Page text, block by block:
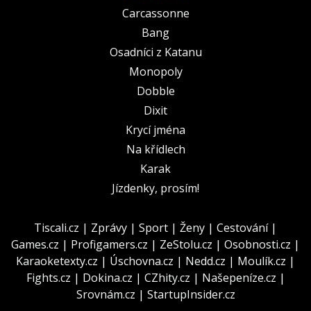
Carcassonne
Bang
Osadníci z Katanu
Monopoly
Dobble
Dixit
Krycí jména
Na křídlech
Karak
Jízdenky, prosím!
Tiscali.cz | Zprávy | Sport | Ženy | Cestování|
Games.cz | Profigamers.cz | ZeStolu.cz | Osobnosti.cz |
Karaoketexty.cz | Úschovna.cz | Nedd.cz | Moulík.cz |
Fights.cz | Dokina.cz | CZhity.cz | Našepeníze.cz |
Srovnám.cz | StartupInsider.cz